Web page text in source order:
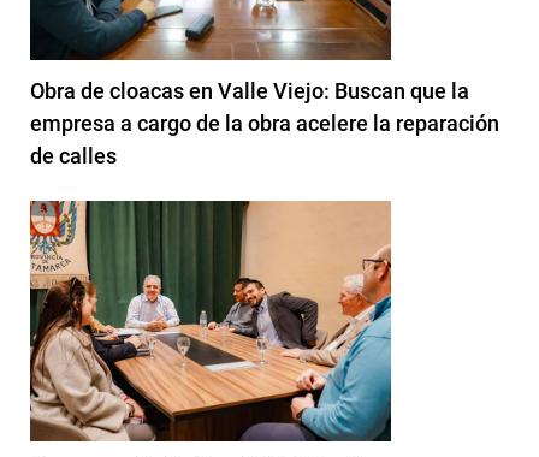
Obra de cloacas en Valle Viejo: Buscan que la
empresa a cargo de la obra acelere la reparación
de calles